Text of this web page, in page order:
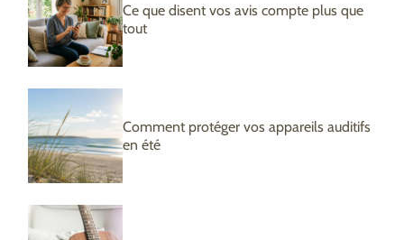
Ce que disent vos avis compte plus que
tout
Comment protéger vos appareils auditifs
en été